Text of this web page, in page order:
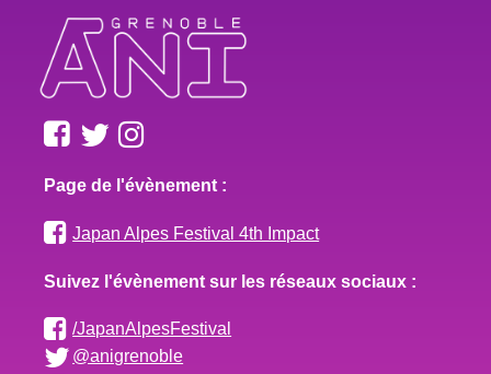
Page de l'évènement :
Japan Alpes Festival 4th Impact
Suivez l'évènement sur les réseaux sociaux :
/JapanAlpesFestival
@anigrenoble